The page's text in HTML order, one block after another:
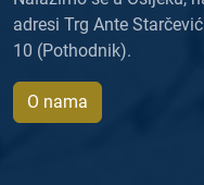
adresi Trg Ante
10 (Pothodnik).
O nama